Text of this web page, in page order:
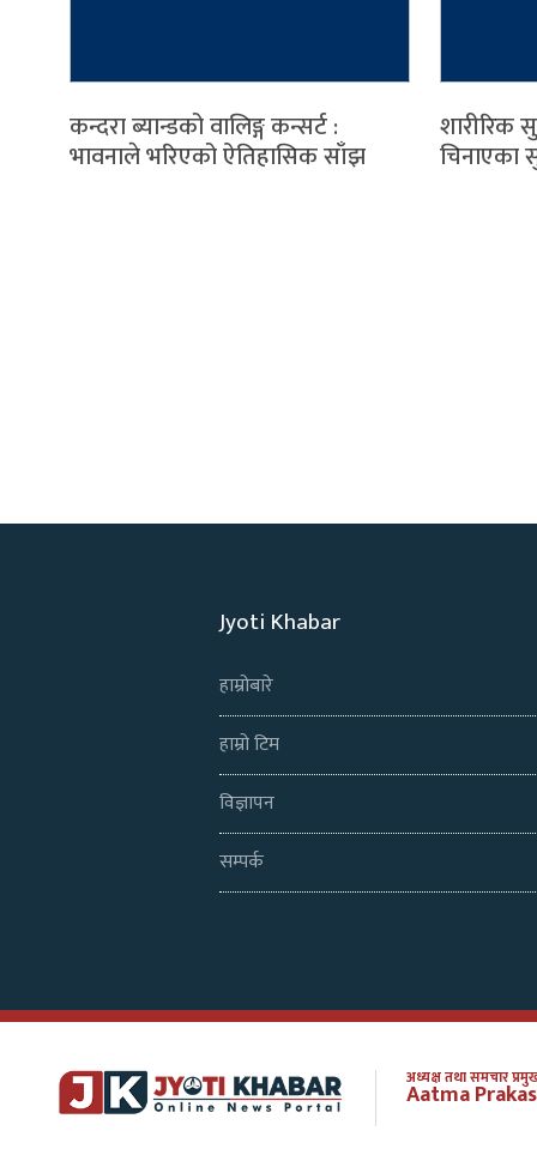
कन्दरा ब्यान्डको वालिङ्ग कन्सर्ट :
भावनाले भरिएको ऐतिहासिक साँझ
शारीरिक
चिनाएका
Jyoti Khabar
हाम्रोबारे
हाम्रो टिम
विज्ञापन
सम्पर्क
अध्यक्ष तथा समचार
Aatma